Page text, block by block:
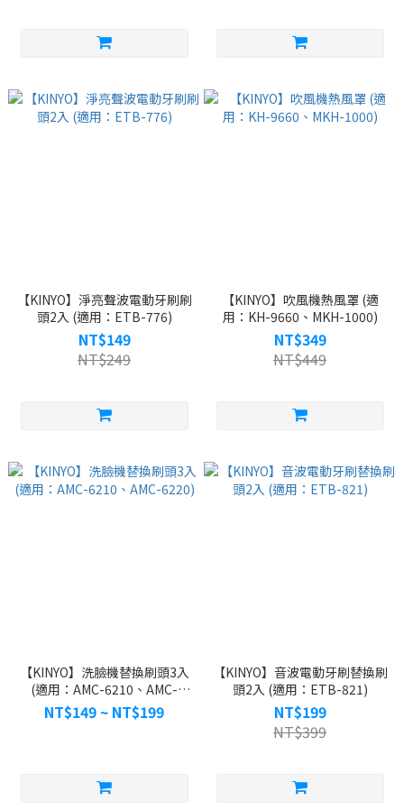
【KINYO】淨亮聲波電動牙刷刷
頭2入 (適用：ETB-776)
NT$149
NT$249
【KINYO】吹風機熱風罩 (適
用：KH-9660、MKH-1000)
NT$349
NT$449
【KINYO】洗臉機替換刷頭3入
(適用：AMC-6210、AMC-
6220)
NT$149 ~ NT$199
【KINYO】音波電動牙刷替換刷
頭2入 (適用：ETB-821)
NT$199
NT$399